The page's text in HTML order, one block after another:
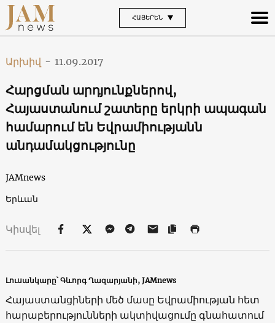
ՀԱՅԵՐԵՆ
Արխիվ - 11.09.2017
Հարցման արդյունքներով,
Հայաստանում շատերը երկրի ապագան
համարում են Եվրամիությանն
անդամակցությունը
JAMnews
Երևան
Կիսվել
Լուսանկարը՝ Գևորգ Ղազարյանի, JAMnews
Հայաստանցիների մեծ մասը Եվրամիության հետ
հարաբերությունների ակտիվացումը գնահատում